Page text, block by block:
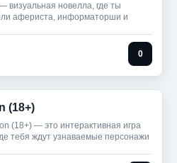
визуальная новелла, где ты
афериста, информаторши и
0
(18+)
(18+) — это интерактивная игра
тебя ждут узнаваемые персонажи